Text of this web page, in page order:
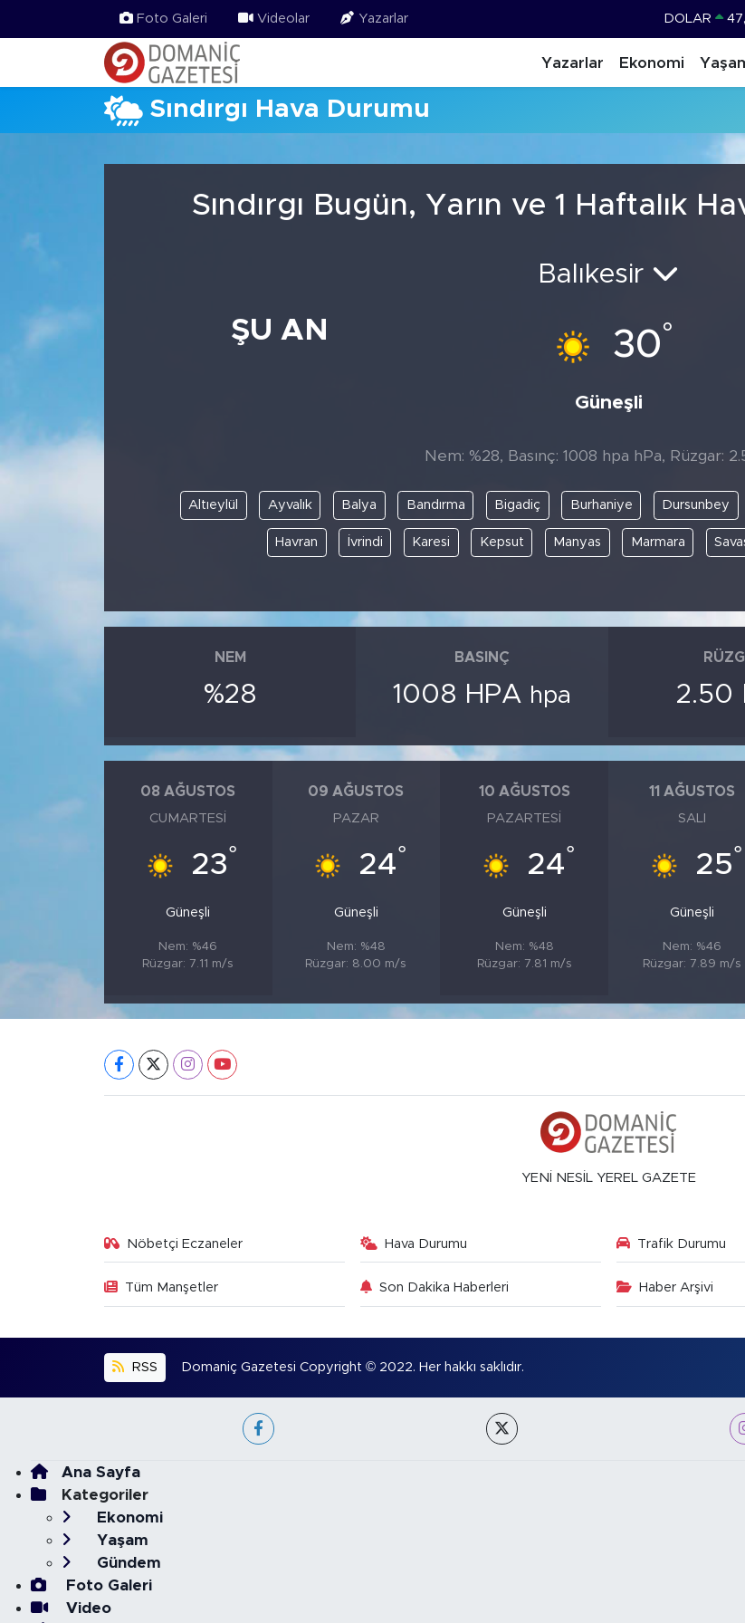
Foto Galeri Videolar Yazarlar DOLAR
STERLİN
BİST100
Yazarlar Ekonomi
Sındırgı Hava Durumu
Sındırgı Bugün, Yarın ve 1 Haftalık
ŞU AN
Balıkesir
30°
Güneşli
Nem: %28, Basınç: 1008 hpa hPa, Rüzgar:
Altıeylül Ayvalık Balya Bandırma Bigadiç Burhaniye Dursunbey
Havran İvrindi Karesi Kepsut Manyas Marmara
NEM
%28
BASINÇ
1008 HPA hpa 2.50
08 AĞUSTOS
CUMARTESI
23°
Güneşli
Nem: %46
Rüzgar: 7.11 m/s
09 AĞUSTOS
PAZAR
24°
Güneşli
Nem: %48
Rüzgar: 8.00 m/s
10 AĞUSTOS
PAZARTESI
24°
Güneşli
Nem: %48
Rüzgar: 7.81 m/s
11 AĞUSTOS
SALI
25°
Güneşli
Nem: %46
Rüzgar: 7.89 m/s
YENİ NESİL YEREL GAZETE
Nöbetçi Eczaneler Hava Durumu Trafik Durumu
Tüm Manşetler Son Dakika Haberleri Haber Arşivi
RSS Domaniç Gazetesi Copyright © 2022. Her hakkı saklıdır.
Ana Sayfa
Kategoriler
Ekonomi
Yaşam
Gündem
Foto Galeri
Video